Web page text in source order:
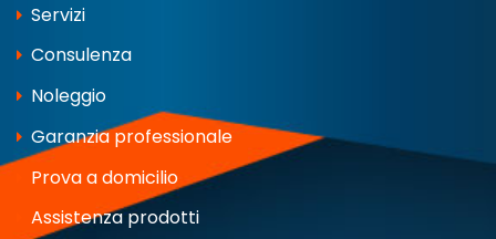
Servizi
Consulenza
Noleggio
Garanzia professionale
Prova a domicilio
Assistenza prodotti